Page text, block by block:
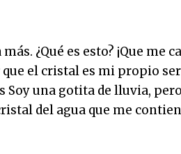
¿Qué es esto? ¡Que me
el cristal es mi propio ser
una gotita de lluvia,
del agua que me